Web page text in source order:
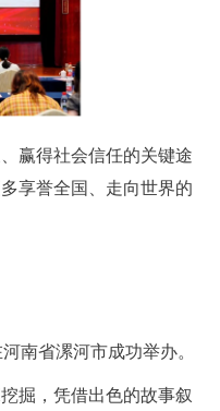
赢得社会信任的关键途
享誉全国、走向世界的
南省漯河市成功举办。
掘，凭借出色的故事叙